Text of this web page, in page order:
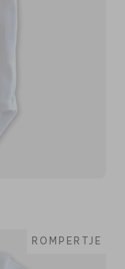
ROMPERTJE